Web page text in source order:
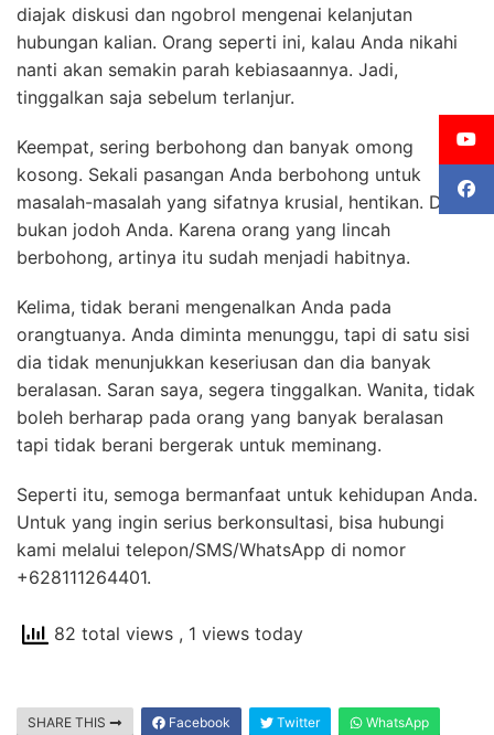
diajak diskusi dan ngobrol mengenai kelanjutan
hubungan kalian. Orang seperti ini, kalau Anda nikahi
nanti akan semakin parah kebiasaannya. Jadi,
tinggalkan saja sebelum terlanjur.
Keempat, sering berbohong dan banyak omong
kosong. Sekali pasangan Anda berbohong untuk
masalah-masalah yang sifatnya krusial, hentikan. Dia
bukan jodoh Anda. Karena orang yang lincah
berbohong, artinya itu sudah menjadi habitnya.
Kelima, tidak berani mengenalkan Anda pada
orangtuanya. Anda diminta menunggu, tapi di satu sisi
dia tidak menunjukkan keseriusan dan dia banyak
beralasan. Saran saya, segera tinggalkan. Wanita, tidak
boleh berharap pada orang yang banyak beralasan
tapi tidak berani bergerak untuk meminang.
Seperti itu, semoga bermanfaat untuk kehidupan Anda.
Untuk yang ingin serius berkonsultasi, bisa hubungi
kami melalui telepon/SMS/WhatsApp di nomor
+628111264401.
82 total views , 1 views today
SHARE THIS Facebook Twitter WhatsApp